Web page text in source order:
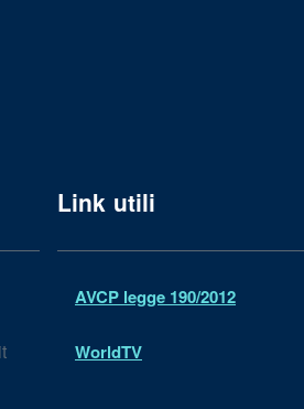
Link utili
AVCP legge 190/2012
WorldTV